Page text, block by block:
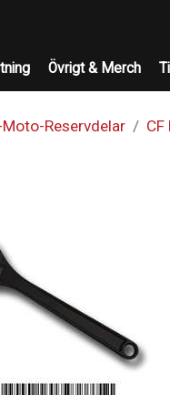
Övrigt & Merch
Moto-Reservdelar